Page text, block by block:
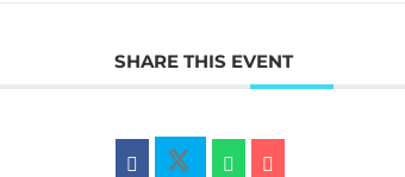
SHARE THIS EVENT